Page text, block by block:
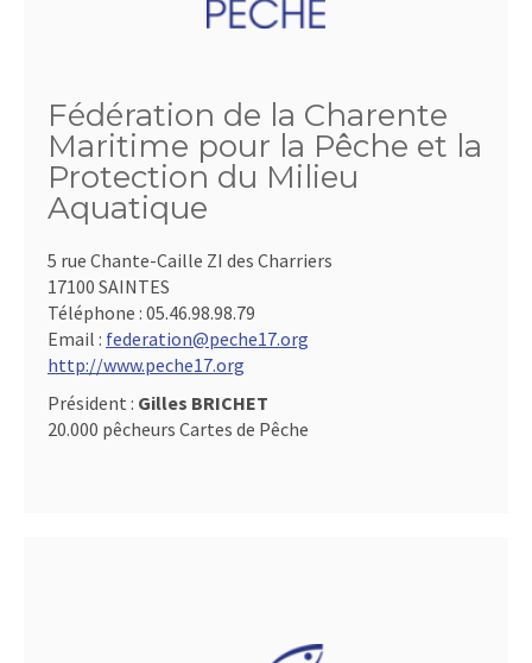
Fédération de la Charente
Maritime pour la Pêche et la
Protection du Milieu
Aquatique
5 rue Chante-Caille ZI des Charriers
17100 SAINTES
Téléphone : 05.46.98.98.79
Email : federation@peche17.org
http://www.peche17.org
Président : Gilles BRICHET
20.000 pêcheurs Cartes de Pêche